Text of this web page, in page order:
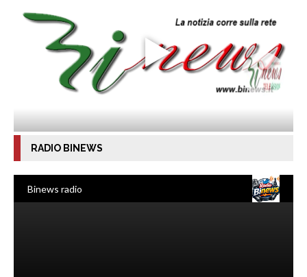
RADIO BINEWS